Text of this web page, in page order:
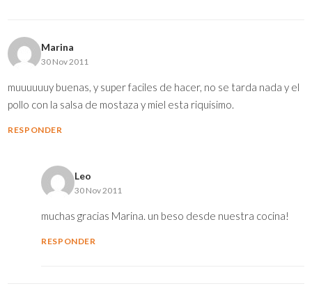
Marina
30 Nov 2011
muuuuuuy buenas, y super faciles de hacer, no se tarda nada y el
pollo con la salsa de mostaza y miel esta riquisimo.
RESPONDER
Leo
30 Nov 2011
muchas gracias Marina. un beso desde nuestra cocina!
RESPONDER